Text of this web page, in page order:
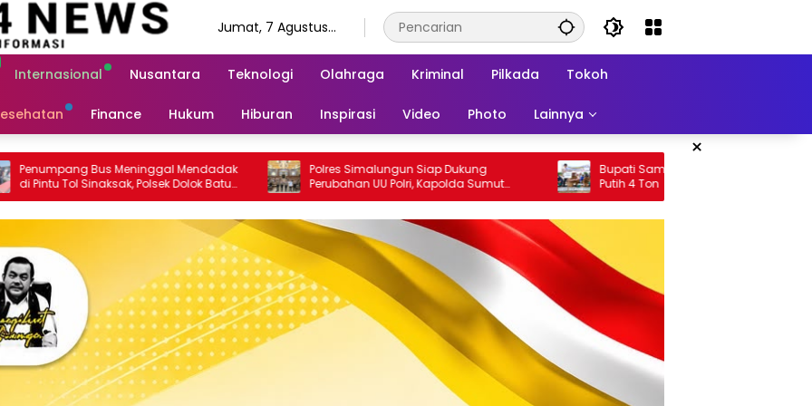
Jumat, 7 Agustus
Internasional Nusantara Teknologi Olahraga Kriminal Pilkada Tokoh
Finance Hukum Hiburan Inspirasi Video Photo Lainnya
×
Polres Simalungun Siap Dukung
Perubahan UU Polri, Kapolda Sumut
Tegaskan Jadi Fondasi Penguatan
Bupati Samosir Serahkan Bibit Bawang
Putih 4 Ton